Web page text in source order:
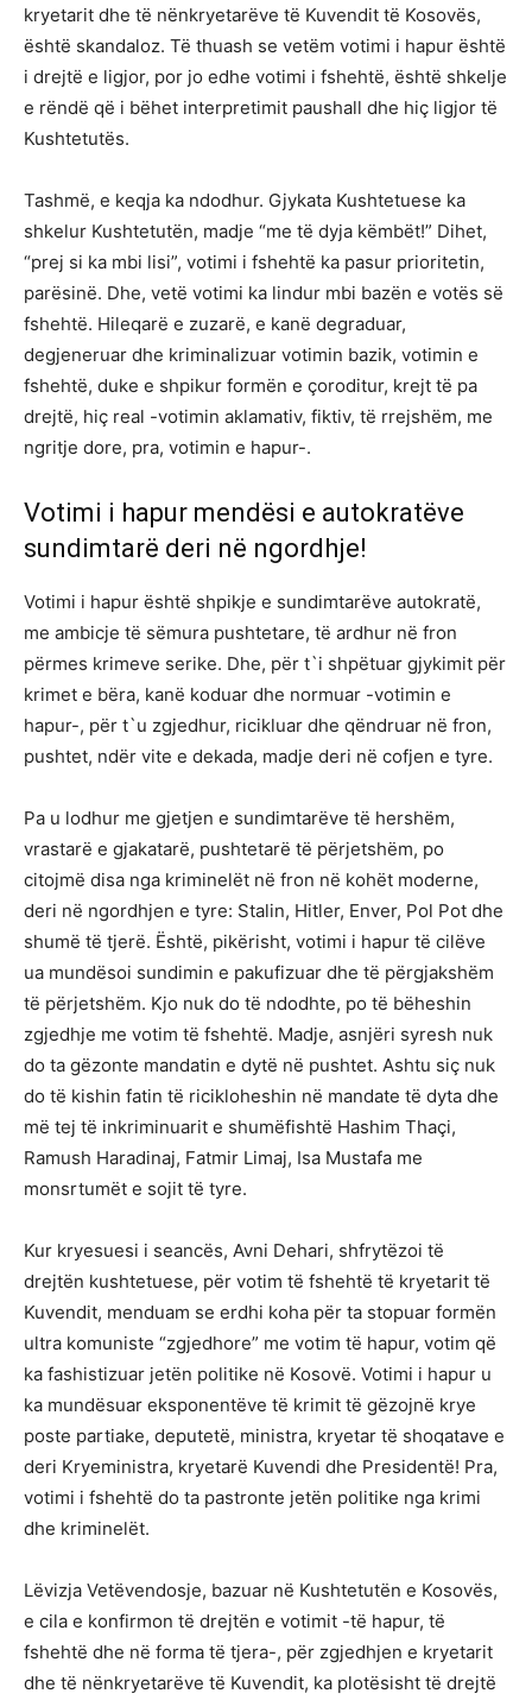
kryetarit dhe të nënkryetarëve të Kuvendit të Kosovës,
është skandaloz. Të thuash se vetëm votimi i hapur është
i drejtë e ligjor, por jo edhe votimi i fshehtë, është shkelje
e rëndë që i bëhet interpretimit paushall dhe hiç ligjor të
Kushtetutës.
Tashmë, e keqja ka ndodhur. Gjykata Kushtetuese ka
shkelur Kushtetutën, madje “me të dyja këmbët!” Dihet,
“prej si ka mbi lisi”, votimi i fshehtë ka pasur prioritetin,
parësinë. Dhe, vetë votimi ka lindur mbi bazën e votës së
fshehtë. Hileqarë e zuzarë, e kanë degraduar,
degjeneruar dhe kriminalizuar votimin bazik, votimin e
fshehtë, duke e shpikur formën e çoroditur, krejt të pa
drejtë, hiç real -votimin aklamativ, fiktiv, të rrejshëm, me
ngritje dore, pra, votimin e hapur-.
Votimi i hapur mendësi e autokratëve
sundimtarë deri në ngordhje!
Votimi i hapur është shpikje e sundimtarëve autokratë,
me ambicje të sëmura pushtetare, të ardhur në fron
përmes krimeve serike. Dhe, për t`i shpëtuar gjykimit për
krimet e bëra, kanë koduar dhe normuar -votimin e
hapur-, për t`u zgjedhur, ricikluar dhe qëndruar në fron,
pushtet, ndër vite e dekada, madje deri në cofjen e tyre.
Pa u lodhur me gjetjen e sundimtarëve të hershëm,
vrastarë e gjakatarë, pushtetarë të përjetshëm, po
citojmë disa nga kriminelët në fron në kohët moderne,
deri në ngordhjen e tyre: Stalin, Hitler, Enver, Pol Pot dhe
shumë të tjerë. Është, pikërisht, votimi i hapur të cilëve
ua mundësoi sundimin e pakufizuar dhe të përgjakshëm
të përjetshëm. Kjo nuk do të ndodhte, po të bëheshin
zgjedhje me votim të fshehtë. Madje, asnjëri syresh nuk
do ta gëzonte mandatin e dytë në pushtet. Ashtu siç nuk
do të kishin fatin të ricikloheshin në mandate të dyta dhe
më tej të inkriminuarit e shumëfishtë Hashim Thaçi,
Ramush Haradinaj, Fatmir Limaj, Isa Mustafa me
monsrtumët e sojit të tyre.
Kur kryesuesi i seancës, Avni Dehari, shfrytëzoi të
drejtën kushtetuese, për votim të fshehtë të kryetarit të
Kuvendit, menduam se erdhi koha për ta stopuar formën
ultra komuniste “zgjedhore” me votim të hapur, votim që
ka fashistizuar jetën politike në Kosovë. Votimi i hapur u
ka mundësuar eksponentëve të krimit të gëzojnë krye
poste partiake, deputetë, ministra, kryetar të shoqatave e
deri Kryeministra, kryetarë Kuvendi dhe Presidentë! Pra,
votimi i fshehtë do ta pastronte jetën politike nga krimi
dhe kriminelët.
Lëvizja Vetëvendosje, bazuar në Kushtetutën e Kosovës,
e cila e konfirmon të drejtën e votimit -të hapur, të
fshehtë dhe në forma të tjera-, për zgjedhjen e kryetarit
dhe të nënkryetarëve të Kuvendit, ka plotësisht të drejtë